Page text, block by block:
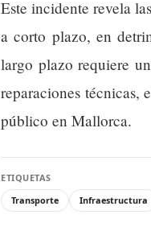
Este incidente revela
a corto plazo, en
largo plazo requiere
reparaciones técnicas,
público en Mallorca.
ETIQUETAS
Transporte
Infraestructura